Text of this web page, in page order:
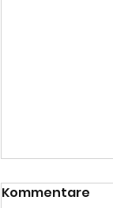
Kommentare